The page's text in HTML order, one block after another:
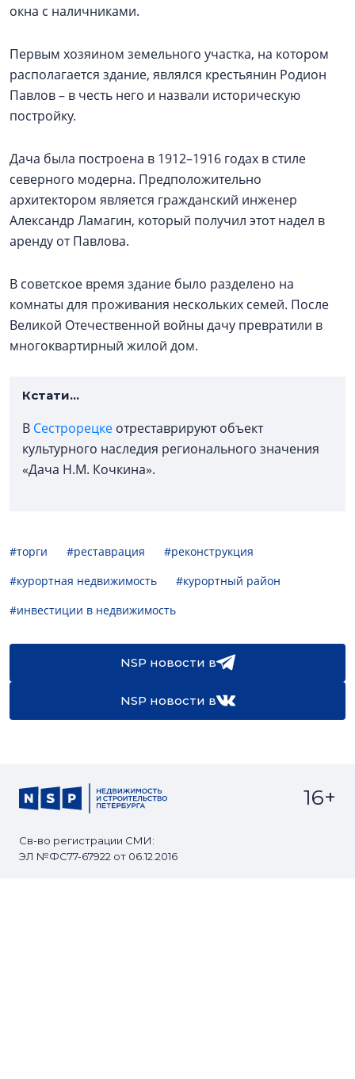
окна с наличниками.
Первым хозяином земельного участка, на котором
располагается здание, являлся крестьянин Родион
Павлов – в честь него и назвали историческую
постройку.
Дача была построена в 1912–1916 годах в стиле
северного модерна. Предположительно
архитектором является гражданский инженер
Александр Ламагин, который получил этот надел в
аренду от Павлова.
В советское время здание было разделено на
комнаты для проживания нескольких семей. После
Великой Отечественной войны дачу превратили в
многоквартирный жилой дом.
Кстати...
В Сестрорецке отреставрируют объект
культурного наследия регионального значения
«Дача Н.М. Кочкина».
#торги #реставрация
#реконструкция
#курортная недвижимость
#курортный район
#инвестиции в недвижимость
NSP новости в
NSP новости в
Св-во регистрации СМИ:
ЭЛ №ФС77-67922 от 06.12.2016
16+